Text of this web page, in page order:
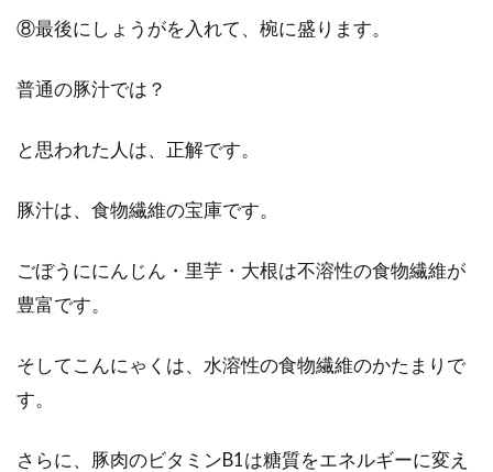
⑧最後にしょうがを入れて、椀に盛ります。
普通の豚汁では？
と思われた人は、正解です。
豚汁は、食物繊維の宝庫です。
ごぼうににんじん・里芋・大根は不溶性の食物繊維が
豊富です。
そしてこんにゃくは、水溶性の食物繊維のかたまりで
す。
さらに、豚肉のビタミンB1は糖質をエネルギーに変え